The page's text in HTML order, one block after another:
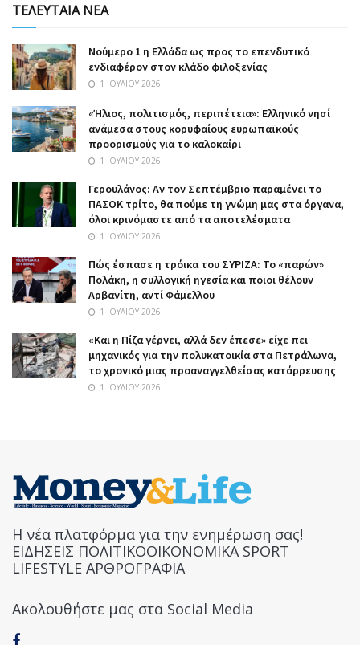
ΤΕΛΕΥΤΑΙΑ ΝΕΑ
Nούμερο 1 η Ελλάδα ως προς το επενδυτικό
ενδιαφέρον στον κλάδο φιλοξενίας
1 ΙΟΥΛΊΟΥ 2026
«Ήλιος, πολιτισμός, περιπέτεια»: Ελληνικό νησί
ανάμεσα στους κορυφαίους ευρωπαϊκούς
προορισμούς για το καλοκαίρι
1 ΙΟΥΛΊΟΥ 2026
Γερουλάνος: Αν τον Σεπτέμβριο παραμένει το
ΠΑΣΟΚ τρίτο, θα πούμε τη γνώμη μας στα όργανα,
όλοι κρινόμαστε από τα αποτελέσματα
1 ΙΟΥΛΊΟΥ 2026
Πώς έσπασε η τρόικα του ΣΥΡΙΖΑ: Το «παρών»
Πολάκη, η συλλογική ηγεσία και ποιοι θέλουν
Αρβανίτη, αντί Φάμελλου
1 ΙΟΥΛΊΟΥ 2026
«Και η Πίζα γέρνει, αλλά δεν έπεσε» είχε πει
μηχανικός για την πολυκατοικία στα Πετράλωνα,
το χρονικό μιας προαναγγελθείσας κατάρρευσης
1 ΙΟΥΛΊΟΥ 2026
Η νέα πλατφόρμα για την ενημέρωση σας!
ΕΙΔΗΣΕΙΣ ΠΟΛΙΤΙΚΟΟΙΚΟΝΟΜΙΚΑ SPORT
LIFESTYLE ΑΡΘΡΟΓΡΑΦΙΑ
Ακολουθήστε μας στα Social Media